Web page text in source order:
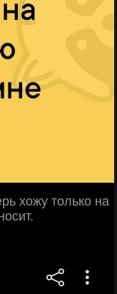
хожу только на